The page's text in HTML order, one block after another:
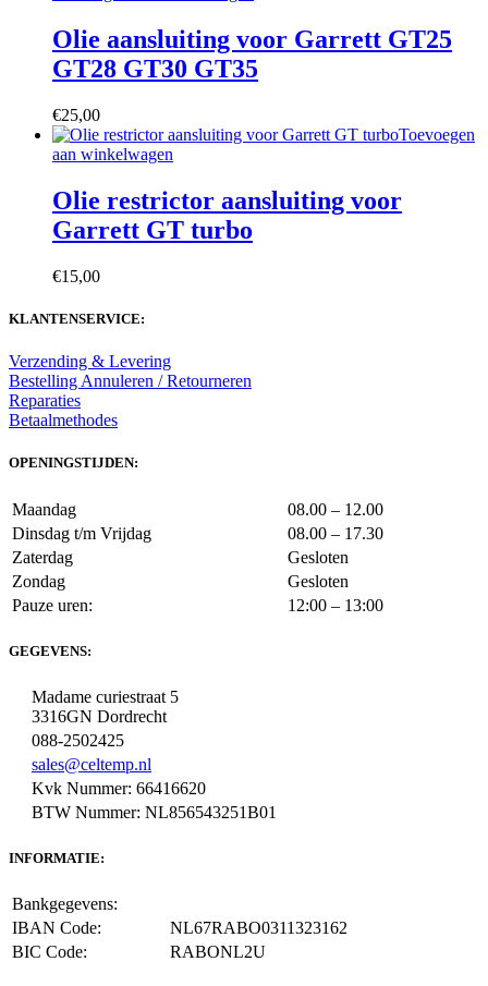
Olie aansluiting voor Garrett GT25
GT28 GT30 GT35
€25,00
Toevoegen
aan winkelwagen
Olie restrictor aansluiting voor
Garrett GT turbo
€15,00
KLANTENSERVICE:
Verzending & Levering
Bestelling Annuleren / Retourneren
Reparaties
Betaalmethodes
OPENINGSTIJDEN:
Maandag
08.00 – 12.00
Dinsdag t/m Vrijdag
08.00 – 17.30
Zaterdag
Gesloten
Zondag
Gesloten
Pauze uren:
12:00 – 13:00
GEGEVENS:
Madame curiestraat 5
3316GN Dordrecht
088-2502425
sales@celtemp.nl
Kvk Nummer: 66416620
BTW Nummer: NL856543251B01
INFORMATIE:
Bankgegevens:
IBAN Code:
NL67RABO0311323162
BIC Code:
RABONL2U